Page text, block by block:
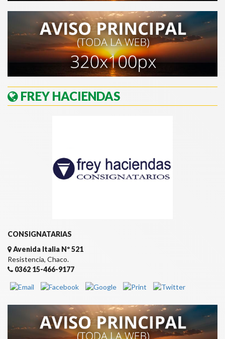
FREY HACIENDAS
CONSIGNATARIAS
Avenida Italia Nº 521
Resistencia, Chaco.
0362 15-466-9177